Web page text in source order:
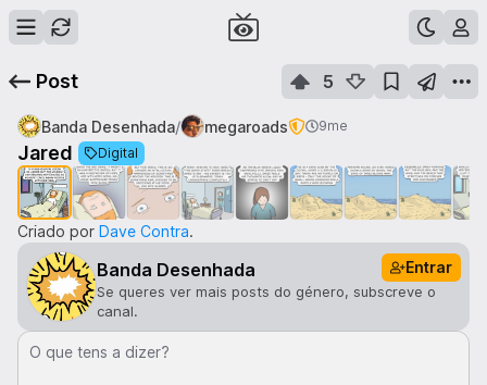
Post 5
Banda Desenhada/ megaroads 9me
Jared Digital
1 10
Criado por Dave Contra.
Banda Desenhada Entrar
Se queres ver mais posts do género, subscreve o
canal.
O que tens a dizer?